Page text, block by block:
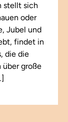
stellt sich
oder
Jubel und
findet in
die die
über große